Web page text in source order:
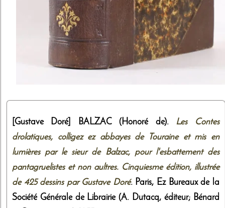
[Gustave Doré] BALZAC (Honoré de). Les Contes
drolatiques, colligez ez abbayes de Touraine et mis en
lumières par le sieur de Balzac, pour l'esbattement des
pantagruelistes et non aultres. Cinquiesme édition, illustrée
de 425 dessins par Gustave Doré. Paris, Ez Bureaux de la
Société Générale de Librairie (A. Dutacq, éditeur; Bénard